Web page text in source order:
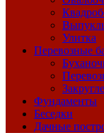
Улитка
Перевозные
Фундаменты
Беседки
Дачные